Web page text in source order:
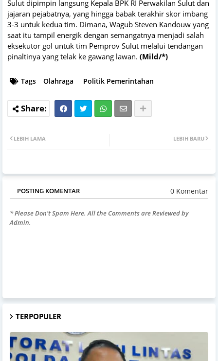
Sulut dipimpin langsung Kepala BPK RI Perwakilan Sulut dan
jajaran pejabatnya, yang hingga babak terakhir skor imbang
3-3 untuk kedua tim. Dimana, Wagub Steven Kandouw yang
saat itu tampil energik dengan semangatnya menjadi salah
eksekutor gol untuk tim Pemprov Sulut melalui tendangan
pinaltinya yang telak ke gawang lawan. (Mild/*)
Tags Olahraga Politik Pemerintahan
LEBIH BARU
LEBIH LAMA
POSTING KOMENTAR 0 Komentar
* Please Don't Spam Here. All the Comments are Reviewed by
Admin.
TERPOPULER